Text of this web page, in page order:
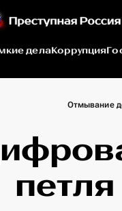
делаКоррупция
Отмывание
петля